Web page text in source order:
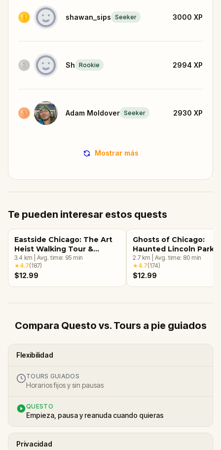
shawan_sips Seeker 3000 XP
Sh Rookie 2994 XP
Adam Moldover Seeker 2930 XP
Mostrar más
Te pueden interesar estos quests
Eastside Chicago: The Art
Heist Walking Tour &
Escape Game
3.4 km Avg. time: 95 min
★4.7(187)
$12.99
Ghosts of Chicago:
Haunted Lincoln Park
Walking Tour & Escape
Game
2.7 km Avg. time: 80 min
★4.7(174)
$12.99
Compara Questo vs. Tours a pie guiados
Flexibilidad
TOURS GUIADOS
Horarios fijos y sin pausas
QUESTO
Empieza, pausa y reanuda cuando quieras
Privacidad